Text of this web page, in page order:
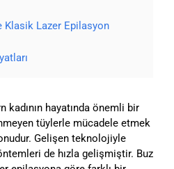
Klasik Lazer Epilasyon
hayatında önemli bir
tüylerle mücadele etmek
Gelişen teknolojiyle
de hızla gelişmiştir. Buz